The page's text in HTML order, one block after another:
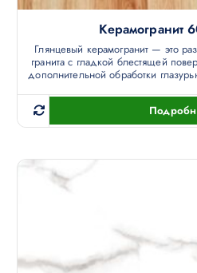
Керамогранит
Глянцевый керамогранит — это
гранита с гладкой блестящей
дополнительной обработки